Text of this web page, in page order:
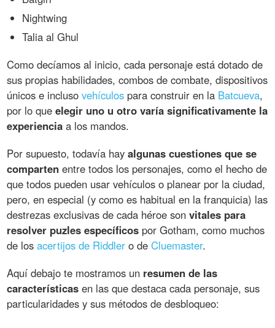
Nightwing
Talia al Ghul
Como decíamos al inicio, cada personaje está dotado de
sus propias habilidades, combos de combate, dispositivos
únicos e inclusovehículos para construir en la Batcueva,
por lo queelegir uno u otro varía significativamente la
experiencia a los mandos.
Por supuesto, todavía hayalgunas cuestiones que se
comparten entre todos los personajes, como el hecho de
que todos pueden usar vehículos o planear por la ciudad,
pero, en especial (y como es habitual en la franquicia) las
destrezas exclusivas de cada héroe sonvitales para
resolver puzles específicos por Gotham, como muchos
de losacertijos de Riddler o deCluemaster.
Aquí debajo te mostramos un resumen de las
características en las que destaca cada personaje, sus
particularidades y sus métodos de desbloqueo: